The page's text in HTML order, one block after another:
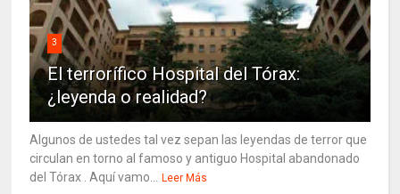
3
El terrorífico Hospital del Tórax:
¿leyenda o realidad?
Algunos de ustedes tal vez sepan las leyendas de terror que
circulan en torno al famoso y antiguo Hospital abandonado
del Tórax . Aquí vamo...
Leer Más